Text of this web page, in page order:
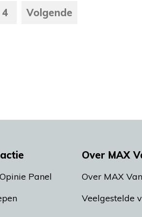
4 Volgende
Panel
Over MAX
Over MAX
Veelgestelde